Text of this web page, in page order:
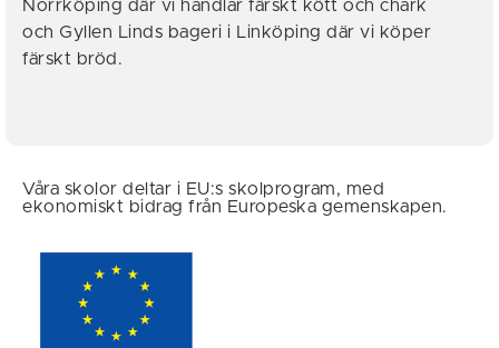
Norrköping där vi handlar färskt kött och chark
och Gyllen Linds bageri i Linköping där vi köper
färskt bröd.
Våra skolor deltar i EU:s skolprogram, med
ekonomiskt bidrag från Europeska gemenskapen.